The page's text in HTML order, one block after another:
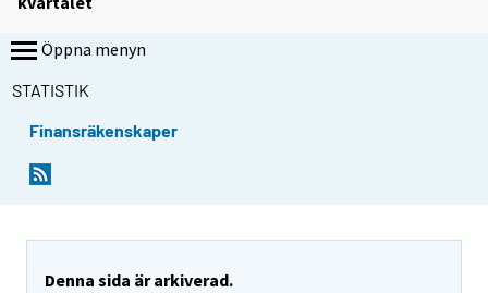
Öppna menyn
STATISTIK
Finansräkenskaper
Denna sida är arkiverad.